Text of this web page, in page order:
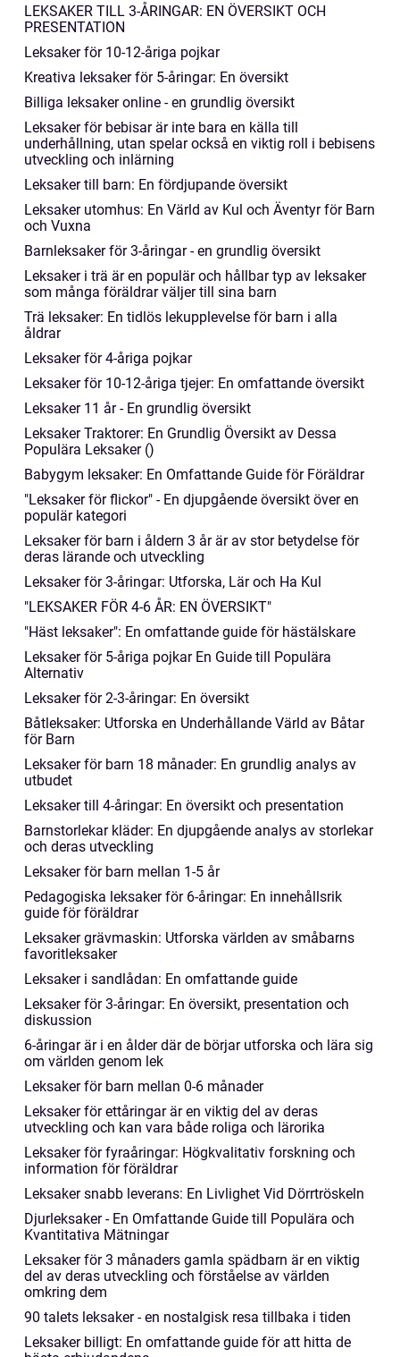
LEKSAKER TILL 3-ÅRINGAR: EN ÖVERSIKT OCH
PRESENTATION
Leksaker för 10-12-åriga pojkar
Kreativa leksaker för 5-åringar: En översikt
Billiga leksaker online - en grundlig översikt
Leksaker för bebisar är inte bara en källa till
underhållning, utan spelar också en viktig roll i bebisens
utveckling och inlärning
Leksaker till barn: En fördjupande översikt
Leksaker utomhus: En Värld av Kul och Äventyr för Barn
och Vuxna
Barnleksaker för 3-åringar - en grundlig översikt
Leksaker i trä är en populär och hållbar typ av leksaker
som många föräldrar väljer till sina barn
Trä leksaker: En tidlös lekupplevelse för barn i alla
åldrar
Leksaker för 4-åriga pojkar
Leksaker för 10-12-åriga tjejer: En omfattande översikt
Leksaker 11 år - En grundlig översikt
Leksaker Traktorer: En Grundlig Översikt av Dessa
Populära Leksaker ()
Babygym leksaker: En Omfattande Guide för Föräldrar
"Leksaker för flickor" - En djupgående översikt över en
populär kategori
Leksaker för barn i åldern 3 år är av stor betydelse för
deras lärande och utveckling
Leksaker för 3-åringar: Utforska, Lär och Ha Kul
"LEKSAKER FÖR 4-6 ÅR: EN ÖVERSIKT"
"Häst leksaker": En omfattande guide för hästälskare
Leksaker för 5-åriga pojkar En Guide till Populära
Alternativ
Leksaker för 2-3-åringar: En översikt
Båtleksaker: Utforska en Underhållande Värld av Båtar
för Barn
Leksaker för barn 18 månader: En grundlig analys av
utbudet
Leksaker till 4-åringar: En översikt och presentation
Barnstorlekar kläder: En djupgående analys av storlekar
och deras utveckling
Leksaker för barn mellan 1-5 år
Pedagogiska leksaker för 6-åringar: En innehållsrik
guide för föräldrar
Leksaker grävmaskin: Utforska världen av småbarns
favoritleksaker
Leksaker i sandlådan: En omfattande guide
Leksaker för 3-åringar: En översikt, presentation och
diskussion
6-åringar är i en ålder där de börjar utforska och lära sig
om världen genom lek
Leksaker för barn mellan 0-6 månader
Leksaker för ettåringar är en viktig del av deras
utveckling och kan vara både roliga och lärorika
Leksaker för fyraåringar: Högkvalitativ forskning och
information för föräldrar
Leksaker snabb leverans: En Livlighet Vid Dörrtröskeln
Djurleksaker - En Omfattande Guide till Populära och
Kvantitativa Mätningar
Leksaker för 3 månaders gamla spädbarn är en viktig
del av deras utveckling och förståelse av världen
omkring dem
90 talets leksaker - en nostalgisk resa tillbaka i tiden
Leksaker billigt: En omfattande guide för att hitta de